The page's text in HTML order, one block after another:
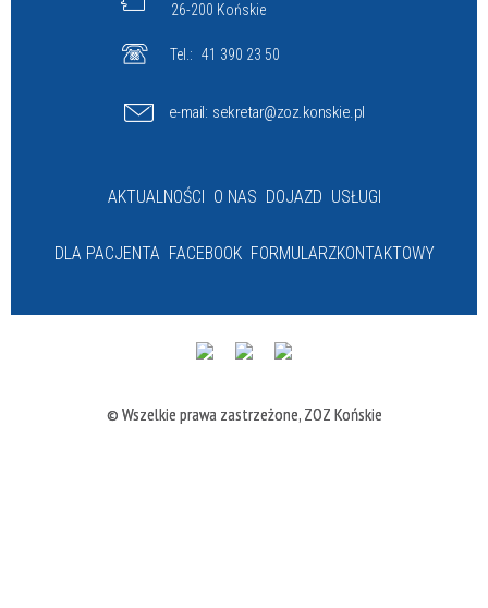
26-200 Końskie
Tel.: 41 390 23 50
e-mail: sekretar@zoz.konskie.pl
AKTUALNOŚCI O NAS DOJAZD USŁUGI
DLA PACJENTA FACEBOOK FORMULARZKONTAKTOWY
© Wszelkie prawa zastrzeżone, ZOZ Końskie